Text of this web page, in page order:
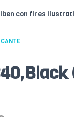
con fines